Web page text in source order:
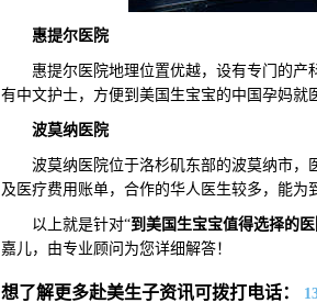
惠提尔医院
惠提尔医院地理位置优越，设有专门的产
有中文护士，方便到美国生宝宝的中国孕妈就
波莫纳医院
波莫纳医院位于洛杉矶东部的波莫纳市，
及医疗费用账单，合作的华人医生较多，能为
以上就是针对“到美国生宝宝值得选择的医
嘉儿，由专业顾问为您详细解答！
想了解更多赴美生子资讯可拨打电话：